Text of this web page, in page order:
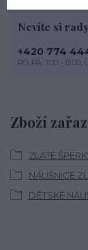
Zboží
ZLATÉ
NÁUŠNICE
DĚTSKÉ
Nevíte si
+420 774
PO, PÁ: 7.00 - 13.00,